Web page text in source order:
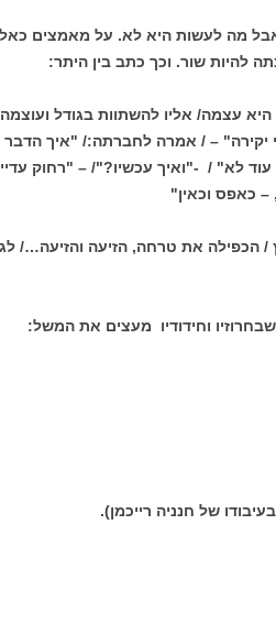
אבל מה לעשות היא לא. על מאמצים
להיות שור. וכך כתב בין היתר:
עצמה/ אליו להשתוות בגודל
יקירה" – / אמרה לחברתה:/ "איך הדבר
לא" / -"ואיך עכשיו?"/ – "רחוק
כאפס וכאין"
את טרחה, הזיעה והזיעה…/
וחידודיו מעצים את המשל:
של חנניה רייכמן).